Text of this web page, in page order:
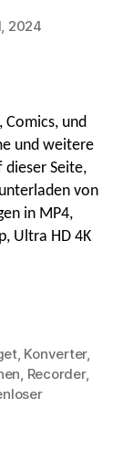
2024
Comics, und
und weitere
Seite,
von
in MP4,
Ultra HD 4K
, Konverter,
, Recorder,